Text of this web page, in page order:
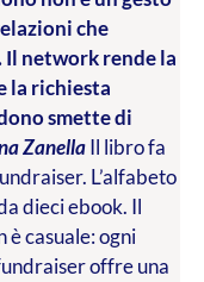
che
network rende la
la richiesta
smette di
ZanellaIl libro fa
L’alfabeto
dieci ebook. Il
casuale: ogni
offre una